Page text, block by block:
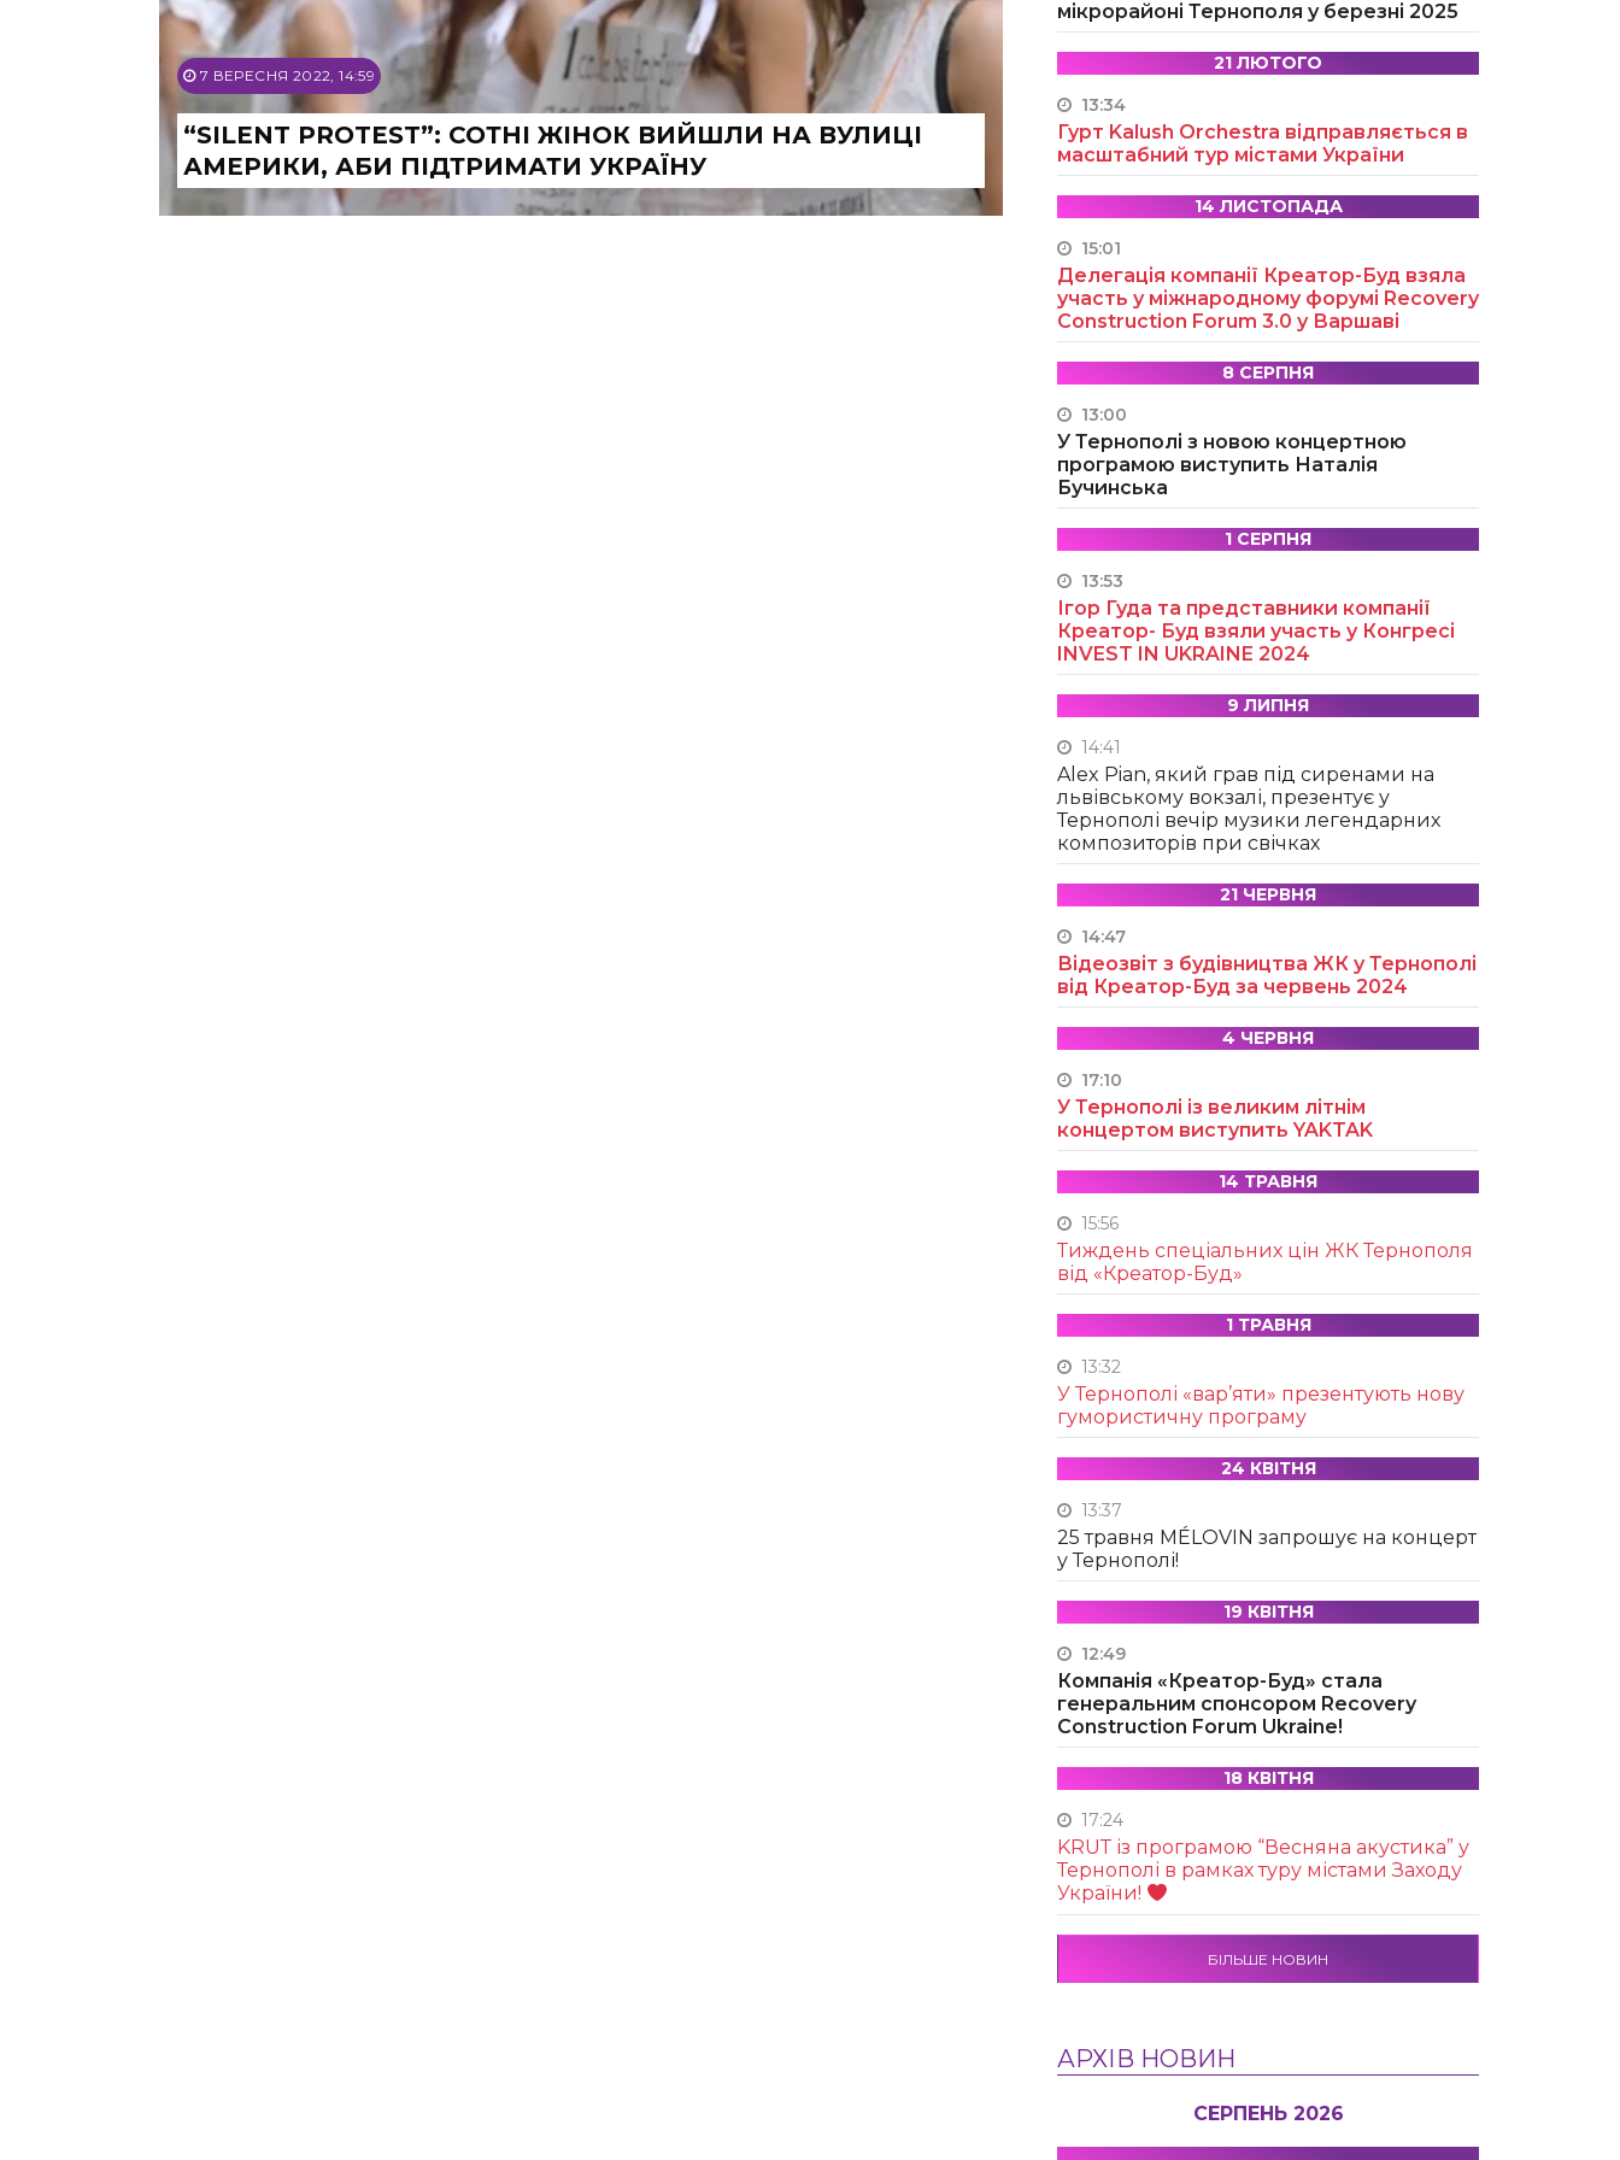
7 ВЕРЕСНЯ 2022, 14:59
“SILENT PROTEST”: СОТНІ ЖІНОК ВИЙШЛИ НА ВУЛИЦІ
АМЕРИКИ, АБИ ПІДТРИМАТИ УКРАЇНУ
мікрорайоні Тернополя у березні 2025
21 ЛЮТОГО
13:34
Гурт Kalush Orchestra відправляється в
масштабний тур містами України
14 ЛИСТОПАДА
15:01
Делегація компанії Креатор-Буд взяла
участь у міжнародному форумі Recovery
Construction Forum 3.0 у Варшаві
8 СЕРПНЯ
13:00
У Тернополі з новою концертною
програмою виступить Наталія
Бучинська
1 СЕРПНЯ
13:53
Ігор Гуда та представники компанії
Креатор- Буд взяли участь у Конгресі
INVEST IN UKRAINE 2024
9 ЛИПНЯ
14:41
Alex Pian, який грав під сиренами на
львівському вокзалі, презентує у
Тернополі вечір музики легендарних
композиторів при свічках
21 ЧЕРВНЯ
14:47
Відеозвіт з будівництва ЖК у Тернополі
від Креатор-Буд за червень 2024
4 ЧЕРВНЯ
17:10
У Тернополі із великим літнім
концертом виступить YAKTAK
14 ТРАВНЯ
15:56
Тиждень спеціальних цін ЖК Тернополя
від «Креатор-Буд»
1 ТРАВНЯ
13:32
У Тернополі «вар’яти» презентують нову
гумористичну програму
24 КВІТНЯ
13:37
25 травня MÉLOVIN запрошує на концерт
у Тернополі!
19 КВІТНЯ
12:49
Компанія «Креатор-Буд» стала
генеральним спонсором Recovery
Construction Forum Ukraine!
18 КВІТНЯ
17:24
KRUТ із програмою “Весняна акустика” у
Тернополі в рамках туру містами Заходу
України!
БІЛЬШЕ НОВИН
АРХІВ НОВИН
СЕРПЕНЬ 2026